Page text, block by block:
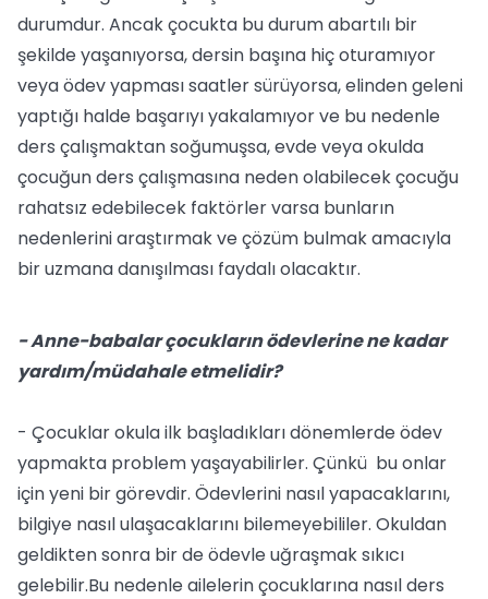
durumdur. Ancak çocukta bu durum abartılı bir
şekilde yaşanıyorsa, dersin başına hiç oturamıyor
veya ödev yapması saatler sürüyorsa, elinden geleni
yaptığı halde başarıyı yakalamıyor ve bu nedenle
ders çalışmaktan soğumuşsa, evde veya okulda
çocuğun ders çalışmasına neden olabilecek çocuğu
rahatsız edebilecek faktörler varsa bunların
nedenlerini araştırmak ve çözüm bulmak amacıyla
bir uzmana danışılması faydalı olacaktır.
- Anne-babalar çocukların ödevlerine ne kadar
yardım/müdahale etmelidir?
- Çocuklar okula ilk başladıkları dönemlerde ödev
yapmakta problem yaşayabilirler. Çünkü bu onlar
için yeni bir görevdir. Ödevlerini nasıl yapacaklarını,
bilgiye nasıl ulaşacaklarını bilemeyebililer. Okuldan
geldikten sonra bir de ödevle uğraşmak sıkıcı
gelebilir.Bu nedenle ailelerin çocuklarına nasıl ders